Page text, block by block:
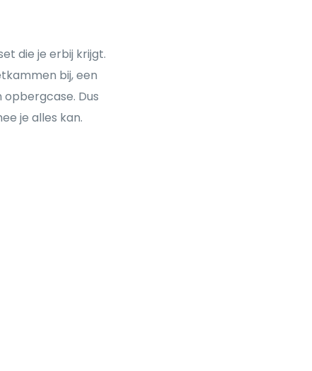
die je erbij krijgt.
bij, een
Dus
je alles kan.